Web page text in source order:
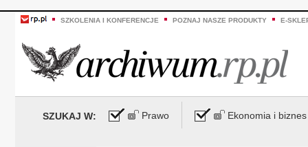
SZKOLENIA I KONFERENCJE POZNAJ NASZE PRODUKTY E-
SZUKAJ W: Prawo Ekonomia i biznes